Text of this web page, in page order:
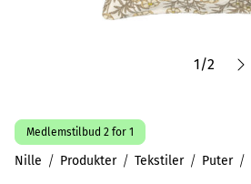
1/2
Medlemstilbud 2 for 1
Nille Produkter Tekstiler Puter